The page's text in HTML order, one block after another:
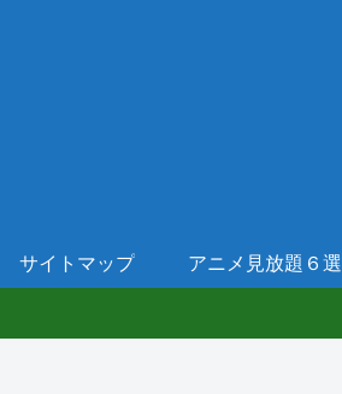
サイトマップ アニメ見放題６選